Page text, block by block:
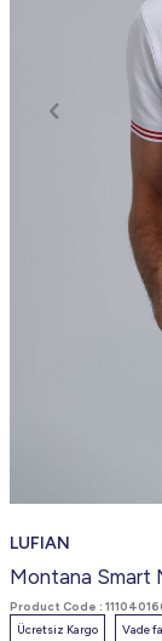
LUFIAN
Montana Smart
Product Code :
Ücretsiz Kargo
Vade